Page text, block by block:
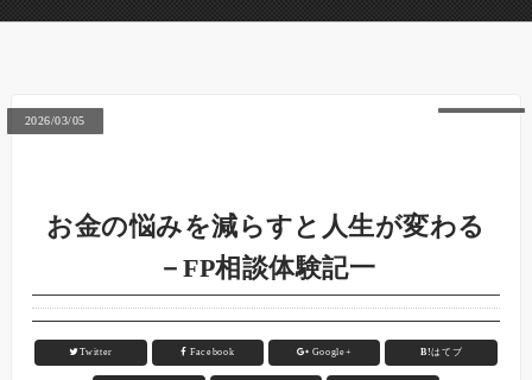
2026/03/05
お金の悩みを減らすと人生が変わる
－FP相談体験記一
Twitter Facebook Google+ B!はてブ